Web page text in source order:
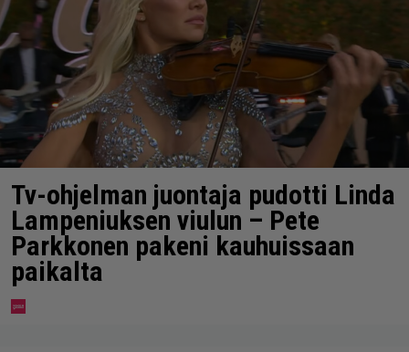
Tv-ohjelman juontaja pudotti Linda
Lampeniuksen viulun – Pete
Parkkonen pakeni kauhuissaan
paikalta